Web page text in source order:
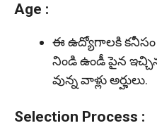
Age :
ఈ ఉద్యోగాలకి కనీసం
నిండి ఉండీ పైన
వున్న వాళ్లు అర్హులు.
Selection Process :